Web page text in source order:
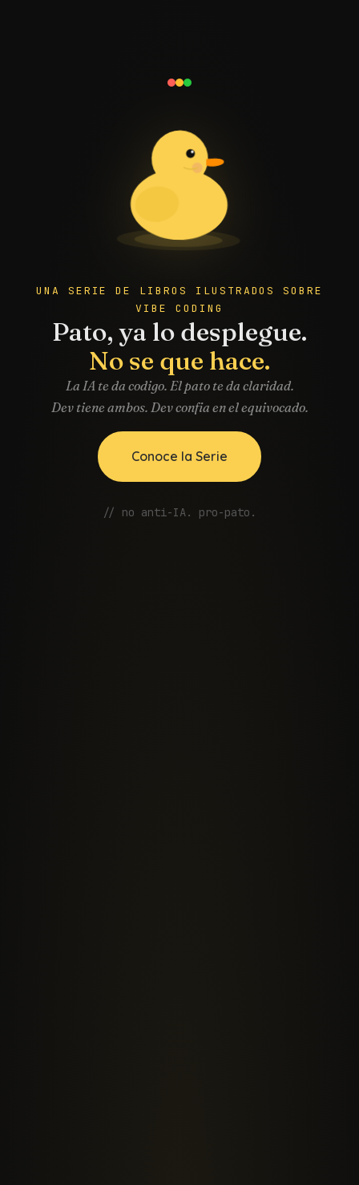
UNA SERIE DE LIBROS ILUSTRADOS SOBRE
VIBE CODING
Pato, ya lo desplegue.
No se que hace.
La IA te da codigo. El pato te da claridad.
Dev tiene ambos. Dev confia en el equivocado.
Conoce la Serie
// no anti-IA. pro-pato.